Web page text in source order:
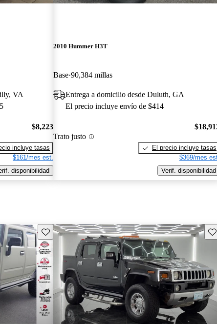
VA
$8,223
incluye tasas
$161/mes est.
disponibilidad
2010 Hummer H3T
Base 90,384 millas
Entrega a domicilio desde Duluth, GA
El precio incluye envío de $414
Trato justo
El precio incluye tasas
$369/mes
Verif. disponibilidad
Guarda este Aviso